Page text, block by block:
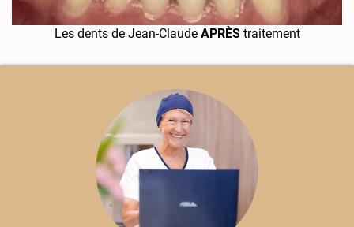
Les dents de Jean-Claude APRÈStraitement